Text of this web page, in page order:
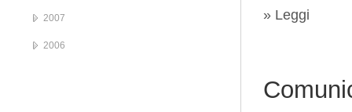
» Leggi
2007
2006